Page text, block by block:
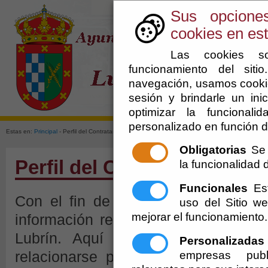
Sus
cookies en
Las cookies
funcionamiento del
navegación, usamos
sesión y brindarle un
optimizar la
personalizado en función
Obligatorias
la funcionalidad
Funcionales
uso del Sitio
mejorar el funcionamiento.
Personalizadas
empresas
El
Estas en: Principal - Perfil del Contratante. 10-08-2026 9:36:36
Perfil del Contratante.10-
Con el fin de asegurar la
información relativa a la actividad
Lubrín. Aquí podrá consultarla,
relacionarse por vía telemática,